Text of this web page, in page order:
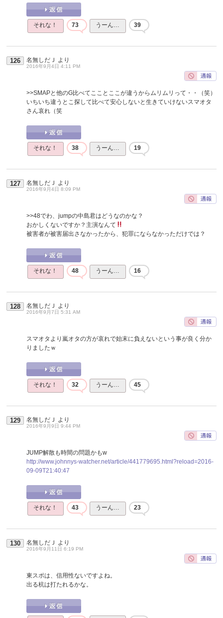
それな！ 73 うーん… 39
126 名無しだＪ より
2016年9月4日 4:11 PM
>>SMAPと他のG比べてこことここが違うからムリムリって・・（笑）
いちいち違うとこ探して比べて安心しないと生きていけないスマオタ
さん哀れ（笑
それな！ 38 うーん… 19
127 名無しだＪ より
2016年9月4日 8:09 PM
>>48でわ、jumpの中島君はどうなのかな？
おかしくないですか？主演なんて
被害者が被害届出さなかったから、犯罪にならなかっただけでは？
それな！ 48 うーん… 16
128 名無しだＪ より
2016年9月7日 5:31 AM
スマオタより嵐オタの方が哀れで始末に負えないという事が良く分か
りましたｗ
それな！ 32 うーん… 45
129 名無しだＪ より
2016年9月9日 9:44 PM
JUMP解散も時間の問題かもw
http://www.johnnys-watcher.net/article/441779695.html?reload=2016-
09-09T21:40:47
それな！ 43 うーん… 23
130 名無しだＪ より
2016年9月11日 6:19 PM
東スポは、信用性ないですよね。
出る杭は打たれるかな。